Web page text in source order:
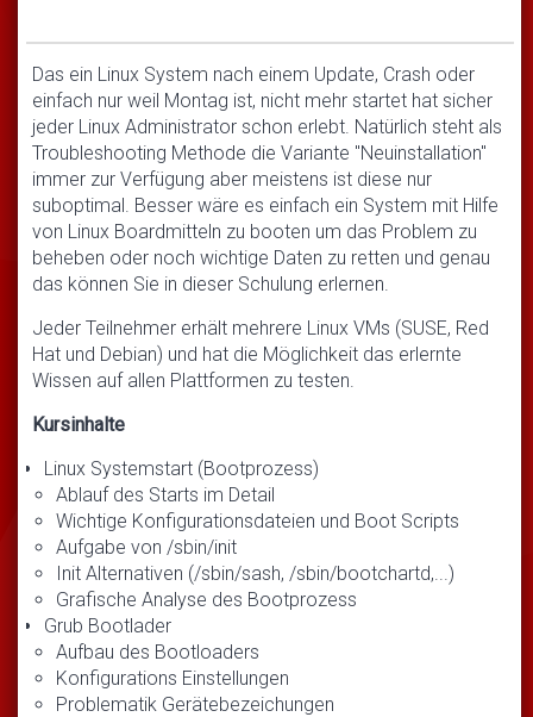
Das ein Linux System nach einem Update, Crash oder
einfach nur weil Montag ist, nicht mehr startet hat sicher
jeder Linux Administrator schon erlebt. Natürlich steht als
Troubleshooting Methode die Variante "Neuinstallation"
immer zur Verfügung aber meistens ist diese nur
suboptimal. Besser wäre es einfach ein System mit Hilfe
von Linux Boardmitteln zu booten um das Problem zu
beheben oder noch wichtige Daten zu retten und genau
das können Sie in dieser Schulung erlernen.
Jeder Teilnehmer erhält mehrere Linux VMs (SUSE, Red
Hat und Debian) und hat die Möglichkeit das erlernte
Wissen auf allen Plattformen zu testen.
Kursinhalte
Linux Systemstart (Bootprozess)
Ablauf des Starts im Detail
Wichtige Konfigurationsdateien und Boot Scripts
Aufgabe von /sbin/init
Init Alternativen (/sbin/sash, /sbin/bootchartd,...)
Grafische Analyse des Bootprozess
Grub Bootlader
Aufbau des Bootloaders
Konfigurations Einstellungen
Problematik Gerätebezeichungen